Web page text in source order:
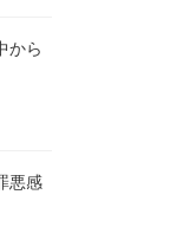
から
悪感